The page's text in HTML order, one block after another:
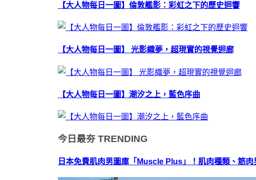
【大人物每日一圖】倫敦艦影：彩虹之下的歷史迴響
【大人物每日一圖】 光影織夢，超現實的視覺迴廊
【大人物每日一圖】潮汐之上，藍色序曲
今日最夯 TRENDING
日本免費肌肉男圖庫「Muscle Plus」！肌肉種類、筋